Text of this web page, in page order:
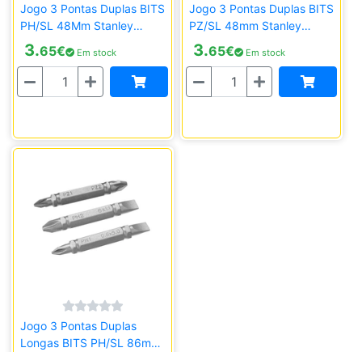
Jogo 3 Pontas Duplas BITS
PH/SL 48Mm Stanley
STA61381-XJ
3.65€ Em stock
Quantidade
Jogo 3 Pontas Duplas BITS
PZ/SL 48mm Stanley
STA61380-XJ
3.65€ Em stock
Quantidade
Jogo 3 Pontas Duplas
Longas BITS PH/SL 86mm